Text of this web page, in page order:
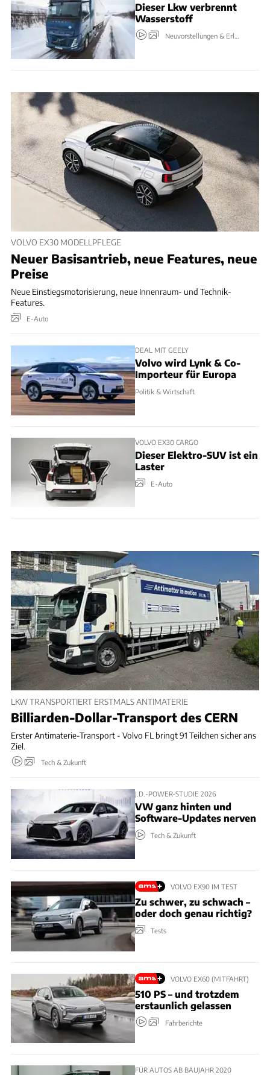
Dieser Lkw verbrennt
Wasserstoff
Neuvorstellungen & Erlkönige
VOLVO EX30 MODELLPFLEGE
Neuer Basisantrieb, neue Features, neue
Preise
Neue Einstiegsmotorisierung, neue Innenraum- und Technik-
Features.
E-Auto
DEAL MIT GEELY
Volvo wird Lynk & Co-
Importeur für Europa
Politik & Wirtschaft
VOLVO EX30 CARGO
Dieser Elektro-SUV ist ein
Laster
E-Auto
LKW TRANSPORTIERT ERSTMALS ANTIMATERIE
Billiarden-Dollar-Transport des CERN
Erster Antimaterie-Transport - Volvo FL bringt 91 Teilchen sicher ans
Ziel.
Tech & Zukunft
J.D.-POWER-STUDIE 2026
VW ganz hinten und
Software-Updates nerven
Tech & Zukunft
VOLVO EX90 IM TEST
Zu schwer, zu schwach –
oder doch genau richtig?
Tests
VOLVO EX60 (MITFAHRT)
510 PS – und trotzdem
erstaunlich gelassen
Fahrberichte
FÜR AUTOS AB BAUJAHR 2020